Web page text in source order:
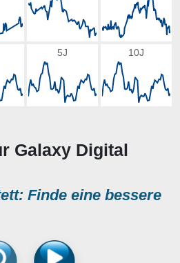
5J 10J
Galaxy Digital
Finde eine bessere